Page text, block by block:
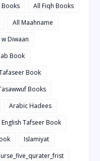
Books
All Fiqh Books
All Maahname
Diwaan
Book
Book
Books
Arabic Hadees
English Tafseer Book
Islamiyat